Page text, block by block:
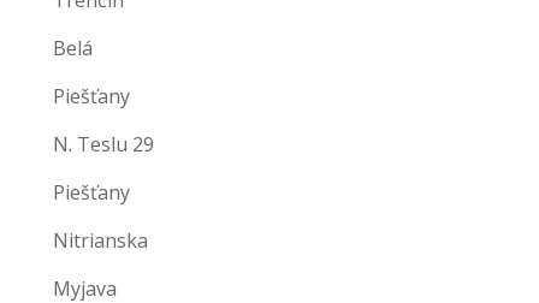
Belá
Piešťany
N. Teslu 29
Piešťany
Nitrianska
Myjava